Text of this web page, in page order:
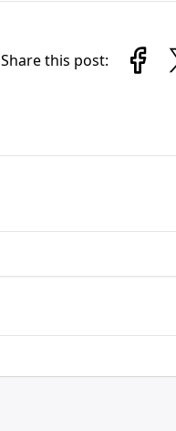
Share this post: